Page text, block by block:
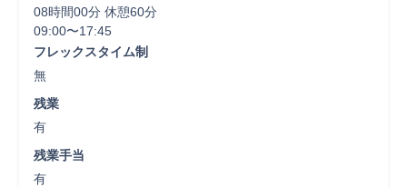
08時間00分 休憩60分
09:00〜17:45
フレックスタイム制
無
残業
有
残業手当
有